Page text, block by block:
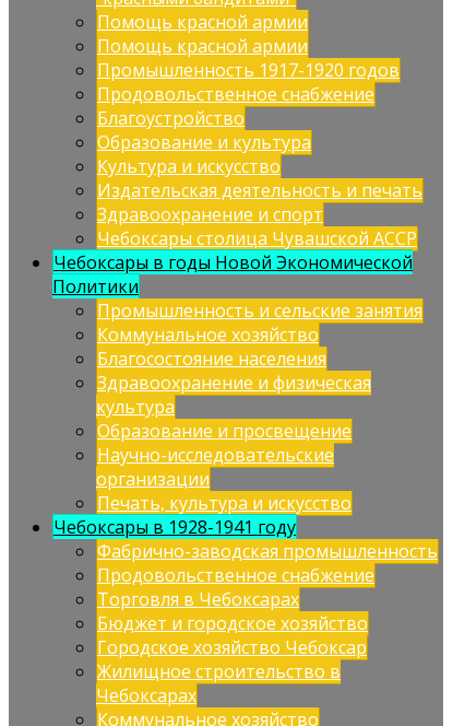
Помощь красной армии
Помощь красной армии
Промышленность 1917-1920 годов
Продовольственное снабжение
Благоустройство
Образование и культура
Культура и искусство
Издательская деятельность и печать
Здравоохранение и спорт
Чебоксары столица Чувашской АССР
Чебоксары в годы Новой Экономической
Политики
Промышленность и сельские занятия
Коммунальное хозяйство
Благосостояние населения
Здравоохранение и физическая
культура
Образование и просвещение
Научно-исследовательские
организации
Печать, культура и искусство
Чебоксары в 1928-1941 году
Фабрично-заводская промышленность
Продовольственное снабжение
Торговля в Чебоксарах
Бюджет и городское хозяйство
Городское хозяйство Чебоксар
Жилищное строительство в
Чебоксарах
Коммунальное хозяйство